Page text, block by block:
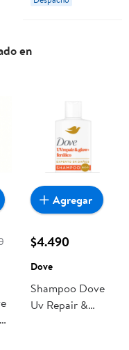
en
$4.490
Dove
Shampoo Dove
Uv Repair &
Agregar